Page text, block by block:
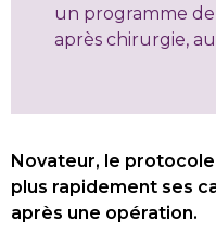
un programme
après chirurgie,
Novateur, le
plus rapidement ses
après une opération.